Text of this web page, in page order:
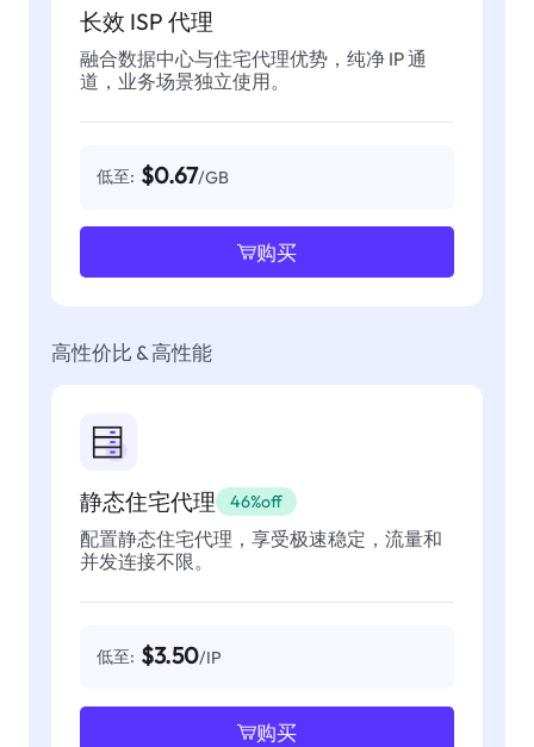
长效 ISP 代理
融合数据中心与住宅代理优势，纯净 IP 通
道，业务场景独立使用。
低至: $0.67/GB
购买
高性价比 & 高性能
静态住宅代理 46%off
配置静态住宅代理，享受极速稳定，流量和
并发连接不限。
低至: $3.50/IP
购买